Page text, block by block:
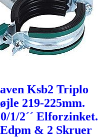
Ksb2 Triplo
219-225mm.
1/2´´ Elforzinket.
& 2 Skruer